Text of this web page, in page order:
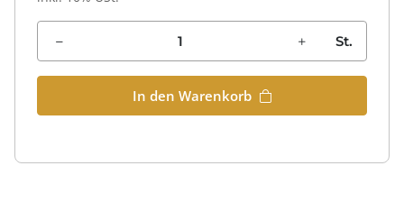
St.
In den Warenkorb